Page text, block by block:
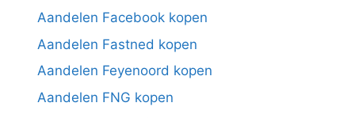
Aandelen Facebook kopen
Aandelen Fastned kopen
Aandelen Feyenoord kopen
Aandelen FNG kopen